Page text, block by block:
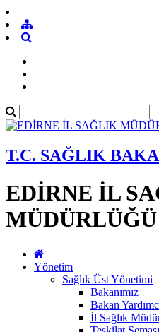
T.C. SAĞLIK
EDİRNE İL
MÜDÜRLÜĞÜ
Yönetim
Sağlık Üst Yönetimi
Bakanımız
Bakan
İl Sağlık